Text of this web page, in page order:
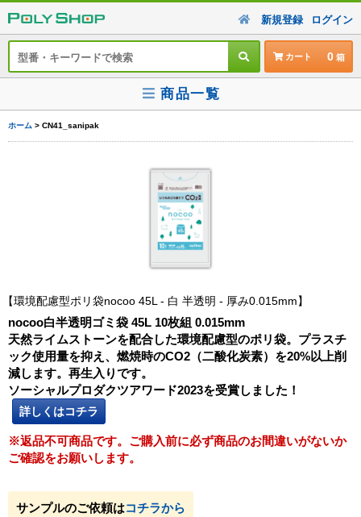
新規登録 ログイン
カート 0
商品一覧
ホーム > CN41_sanipak
環境配慮型ポリ袋nocoo 45L - 白 半透明 - 厚み0.015mm
nocoo白半透明ゴミ袋 45L 10枚組 0.015mm
天然ライムストーンを配合した環境配慮型のポリ袋。プラスチ
ック使用量を抑え、燃焼時のCO2（二酸化炭素）を20%以上削
減します。再生入りです。
ソーシャルプロダクツアワード2023を受賞しました！
詳しくはコチラ
※返品不可商品です。ご購入前に必ず商品のお間違いがないか
ご確認をお願いします。
サンプルのご依頼はコチラから